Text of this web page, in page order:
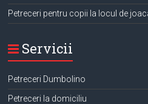
Petreceri pentru copii la locul de
Servicii
Petreceri Dumbolino
Petreceri la domiciliu